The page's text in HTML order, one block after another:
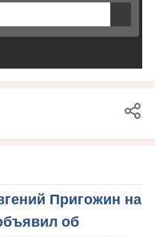
Пригожин на
об